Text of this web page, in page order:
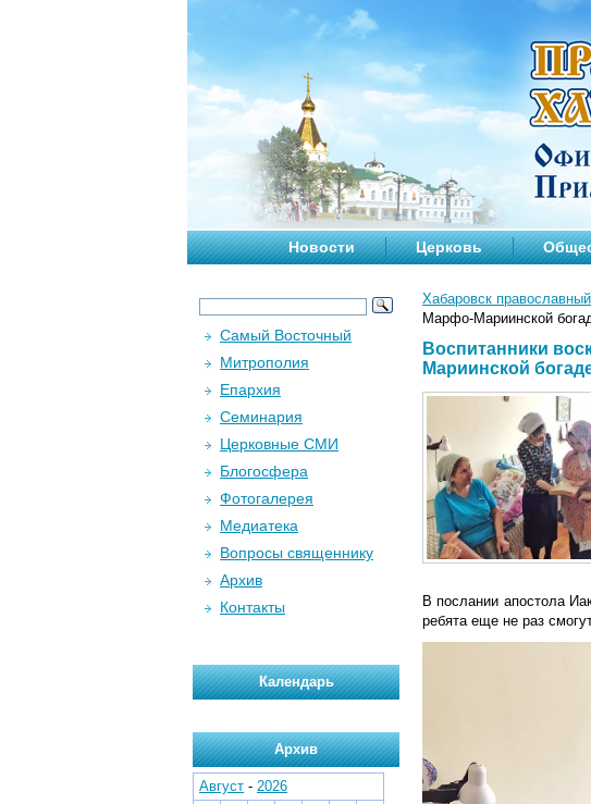
Новости Церковь
Хабаровск православный
Марфо-Мариинской
Воспитанники
Мариинской
В послании апостола
ребята еще не раз
Самый Восточный
Митрополия
Епархия
Семинария
Церковные СМИ
Блогосфера
Фотогалерея
Медиатека
Вопросы священнику
Архив
Контакты
Календарь
Архив
Август - 2026